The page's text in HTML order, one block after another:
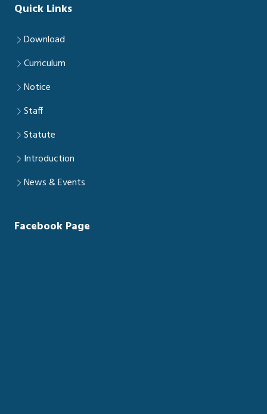
Quick Links
Download
Curriculum
Notice
Staff
Statute
Introduction
News & Events
Facebook Page